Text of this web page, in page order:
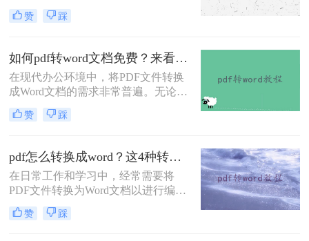
行编辑和修改。那么pdf转word怎么转
呢？本文将介绍三种将PDF转换为
PDF到Word的转换。
赞 踩
如何pdf转word文档免费？来看看这2种转换方法！
在现代办公环境中，将PDF文件转换
成Word文档的需求非常普遍。无论是
为了编辑、修改还是进一步处理，掌
握几种高效的PDF转Word方法都是非
费呢？本文将详细介绍两种免费且高
效的PDF转Word方法，帮助用户轻松
完成文件格式转换。
赞 踩
pdf怎么转换成word？这4种转换方法你可以轻松学会！
在日常工作和学习中，经常需要将
PDF文件转换为Word文档以进行编辑
和修改。为了帮助用户根据实际需求
选择最合适的方式，那么pdf怎么转换
赞 踩